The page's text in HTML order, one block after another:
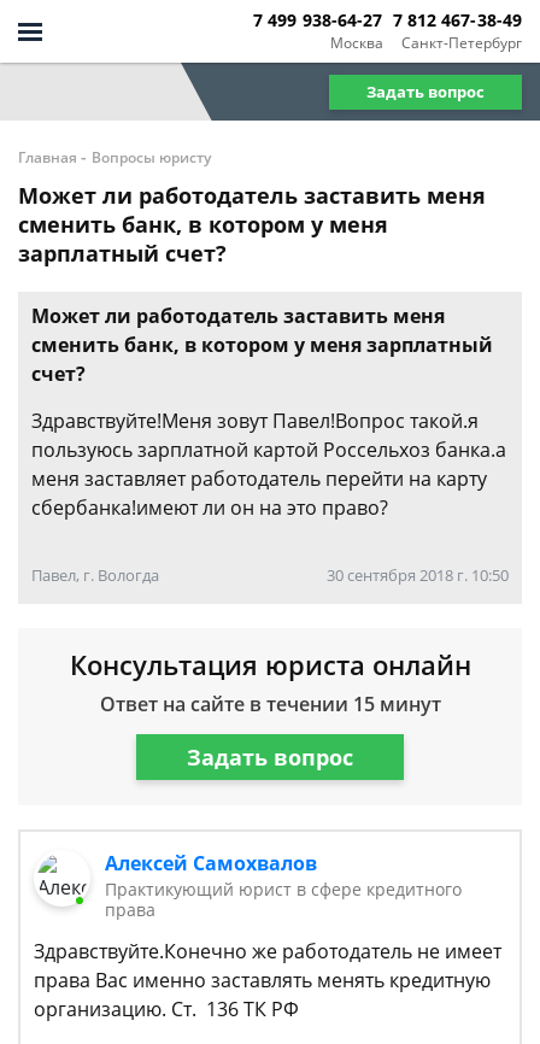
Москва
7 499 938-64-27
Санкт-Петербург
7 812 467-38-49
Задать вопрос
Главная - Вопросы юристу
Может ли работодатель заставить меня
сменить банк, в котором у меня
зарплатный счет?
Может ли работодатель заставить меня
сменить банк, в котором у меня зарплатный
счет?
Здравствуйте!Меня зовут Павел!Вопрос такой.я
пользуюсь зарплатной картой Россельхоз банка.а
меня заставляет работодатель перейти на карту
сбербанка!имеют ли он на это право?
Павел, г. Вологда 30 сентября 2018 г. 10:50
Консультация юриста онлайн
Ответ на сайте в течении 15 минут
Задать вопрос
Алексей Самохвалов
Практикующий юрист в сфере кредитного
права
Здравствуйте.Конечно же работодатель не имеет
права Вас именно заставлять менять кредитную
организацию. Ст. 136 ТК РФ